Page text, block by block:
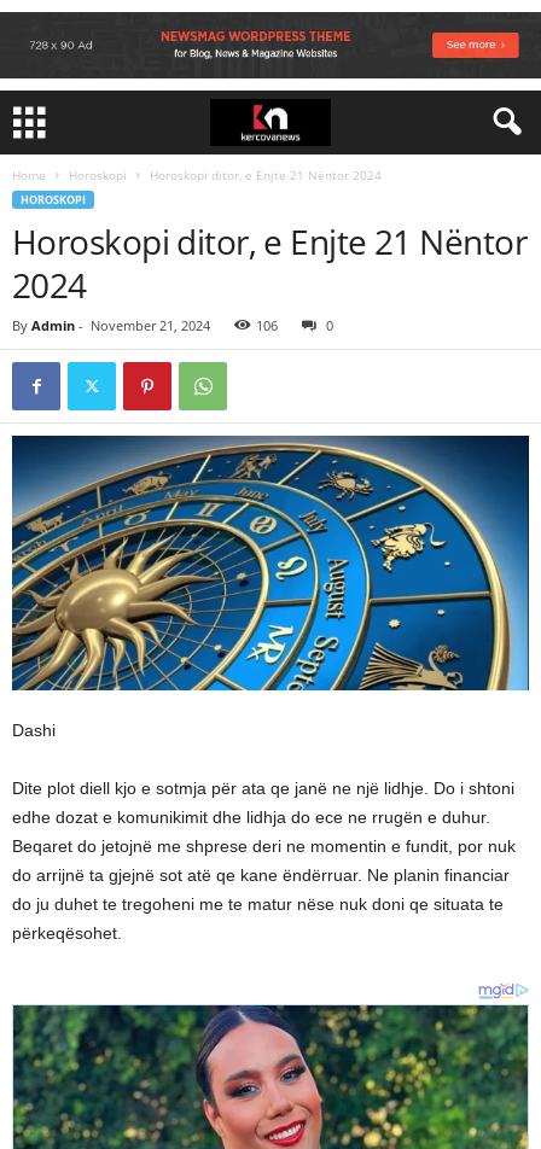
Home Horoskopi Horoskopi ditor, e Enjte 21 Nëntor 2024
HOROSKOPI
Horoskopi ditor, e Enjte 21 Nëntor
2024
By Admin - November 21, 2024 106 0
Dashi
Dite plot diell kjo e sotmja për ata qe janë ne një lidhje. Do i shtoni
edhe dozat e komunikimit dhe lidhja do ece ne rrugën e duhur.
Beqaret do jetojnë me shprese deri ne momentin e fundit, por nuk
do arrijnë ta gjejnë sot atë qe kane ëndërruar. Ne planin financiar
do ju duhet te tregoheni me te matur nëse nuk doni qe situata te
përkeqësohet.